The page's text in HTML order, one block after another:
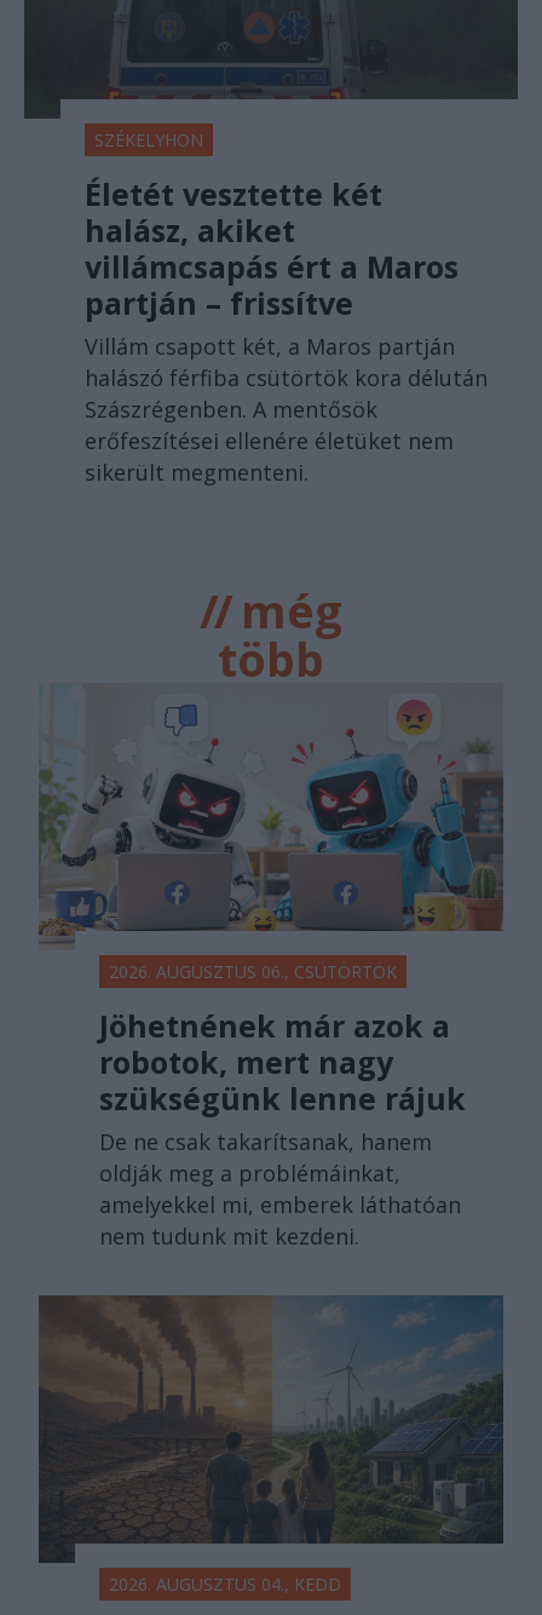
SZÉKELYHON
Életét vesztette két
halász, akiket
villámcsapás ért a Maros
partján – frissítve
Villám csapott két, a Maros partján
halászó férfiba csütörtök kora délután
Szászrégenben. A mentősök
erőfeszítései ellenére életüket nem
sikerült megmenteni.
//még
több
főtér.ro
2026. AUGUSZTUS 06., CSÜTÖRTÖK
Jöhetnének már azok a
robotok, mert nagy
szükségünk lenne rájuk
De ne csak takarítsanak, hanem
oldják meg a problémáinkat,
amelyekkel mi, emberek láthatóan
nem tudunk mit kezdeni.
2026. AUGUSZTUS 04., KEDD